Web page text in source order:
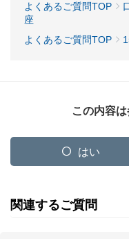
よくあるご質問TOP
座
よくあるご質問TOP
この内容
はい
関連するご質問